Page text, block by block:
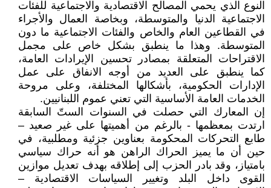
النوع الذي يحمي المصالح الاقتصادية والاجتماعية للفئات
الاجتماعية الدنيا والمتوسطة، وبخاصة العمال والأجراء
في القطاعين العام والخاص والفئات الاجتماعية ما دون
المتوسطة. وهذا ما ينطبق بشكل خاص على مجمل
الاقتراحات المتعلقة بمصادر تحسين الإيرادات العامة،
كما ينطبق على العديد من أوجه الانفاق على عمل
الإدارات الحكومية، بأشكالها المختلفة، وعلى مروحة
الخدمات العامة الأساسية التي تعني عموم اللبنانيين.
إن المعارك التي حصلت في السنوات الستّ السابقة
ارتدت بمعظمها - بالرغم من أهميتها على غير صعيد –
طابع التحركات المحكومة بعناوين جزئية ومطلبية، في
حين أن ما يميز الحراك الراهن هو أنه حراك سياسي
بامتياز، وقد بادر الحزب إلى إطلاقه بهدف تعديل موازين
القوى داخل البلد وتغيير السياسات الاقتصادية –